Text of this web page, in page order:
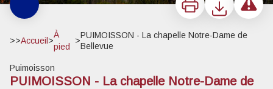
>>Accueil >
À
pied
>
PUIMOISSON - La chapelle Notre-Dame de
Bellevue
Puimoisson
PUIMOISSON - La chapelle Notre-Dame de